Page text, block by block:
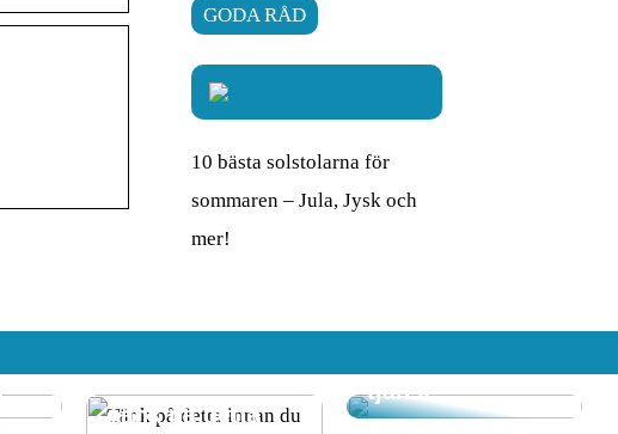
GODA RÅD
10 bästa solstolarna för
sommaren – Jula, Jysk och
mer!
Tänk på detta
tjänst